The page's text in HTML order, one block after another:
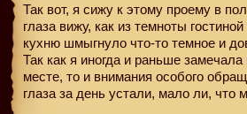
Так вот, я сижу к этому проему в
глаза вижу, как из темноты
кухню шмыгнуло что-то темное и
Так как я иногда и раньше
месте, то и внимания особого
глаза за день устали, мало ли, что